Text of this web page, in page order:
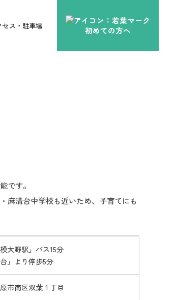
セス・駐車場 初めての方へ
です。
麻溝台中学校も近いため、子育てにも
大野駅」バス15分
」より停歩5分
市南区双葉１丁目